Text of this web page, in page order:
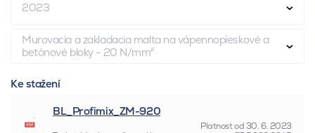
2023
Murovacia a zakladacia malta na vápennopieskové a
betónové bloky - 20 N/mm²
Ke stažení
BL_Profimix_ZM-920
Platnost od 30. 6. 2023